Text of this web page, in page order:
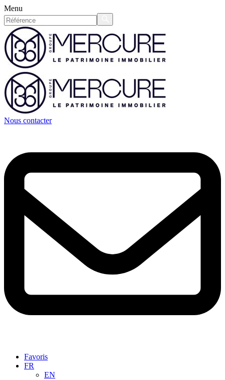
Menu
Nous contacter
Favoris
FR
EN